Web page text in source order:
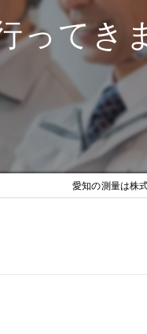
ってき
愛知の測量は株